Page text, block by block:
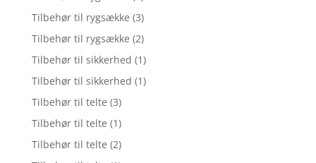
Tilbehør til rygsække (3)
Tilbehør til rygsække (2)
Tilbehør til sikkerhed (1)
Tilbehør til sikkerhed (1)
Tilbehør til telte (3)
Tilbehør til telte (1)
Tilbehør til telte (2)